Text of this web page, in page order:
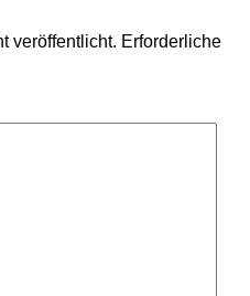
veröffentlicht. Erforderliche